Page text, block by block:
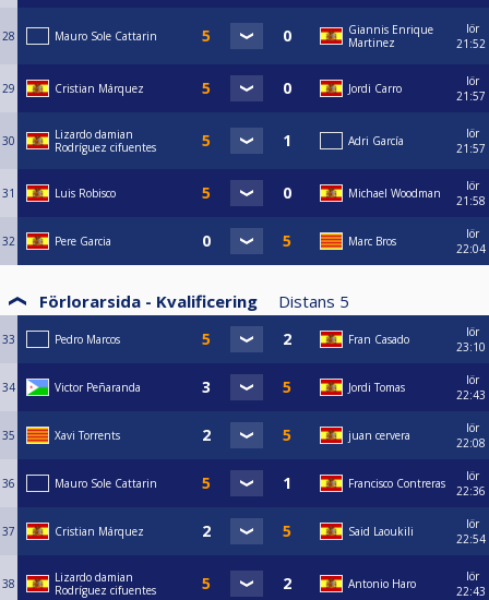
28 Mauro Sole Cattarin
Giannis Enrique
Martinez
lör
21:52
29 Cristian Márquez Jordi Carro
lör
21:57
30
Lizardo damian
Rodríguez cifuentes
Adri García
lör
21:57
31 Luis Robisco Michael Woodman
lör
21:58
32 Pere Garcia Marc Bros
lör
22:04
Förlorarsida - Kvalificering Distans 5
33 Pedro Marcos Fran Casado
lör
23:10
34 Victor Peñaranda Jordi Tomas
lör
22:43
35 Xavi Torrents juan cervera
lör
22:08
36 Mauro Sole Cattarin Francisco Contreras
lör
22:36
37 Cristian Márquez Said Laoukili
lör
22:54
38
Lizardo damian
Rodríguez cifuentes
Antonio Haro
lör
22:43